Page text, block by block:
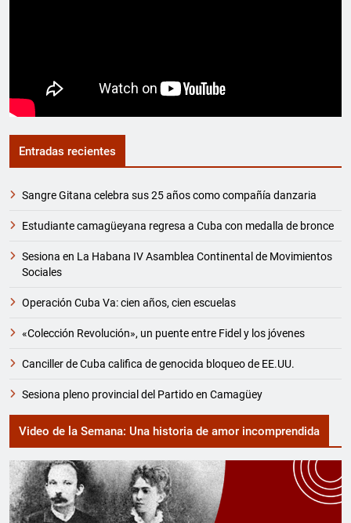
Entradas recientes
Sangre Gitana celebra sus 25 años como compañía danzaria
Estudiante camagüeyana regresa a Cuba con medalla de bronce
Sesiona en La Habana IV Asamblea Continental de Movimientos
Sociales
Operación Cuba Va: cien años, cien escuelas
«Colección Revolución», un puente entre Fidel y los jóvenes
Canciller de Cuba califica de genocida bloqueo de EE.UU.
Sesiona pleno provincial del Partido en Camagüey
Video de la Semana: Una historia de amor incomprendida